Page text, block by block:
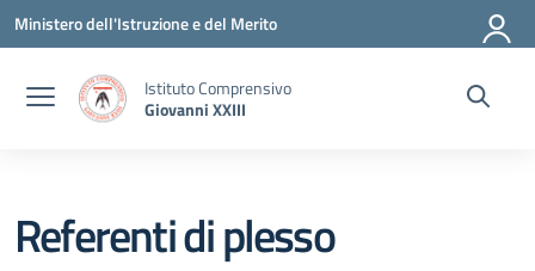
Vai ai contenuti
Vai al menu di navigazione
Vai al footer
Ministero dell'Istruzione e del Merito
Istituto Comprensivo
Giovanni XXIII
Referenti di plesso